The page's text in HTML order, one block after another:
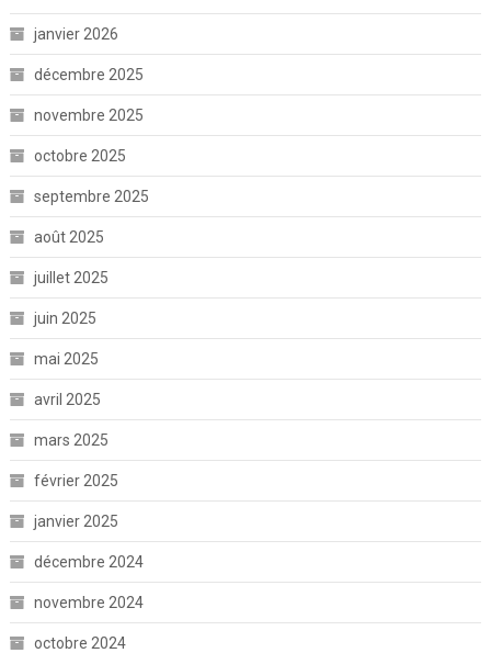
janvier 2026
décembre 2025
novembre 2025
octobre 2025
septembre 2025
août 2025
juillet 2025
juin 2025
mai 2025
avril 2025
mars 2025
février 2025
janvier 2025
décembre 2024
novembre 2024
octobre 2024